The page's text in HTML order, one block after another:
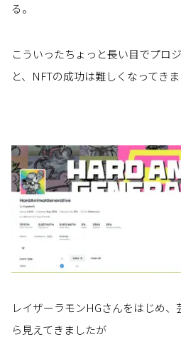
る。
こういったちょっと長い目でプロ
と、NFTの成功は難しくなってきま
レイザーラモンHGさんをはじめ
ら見えてきましたが